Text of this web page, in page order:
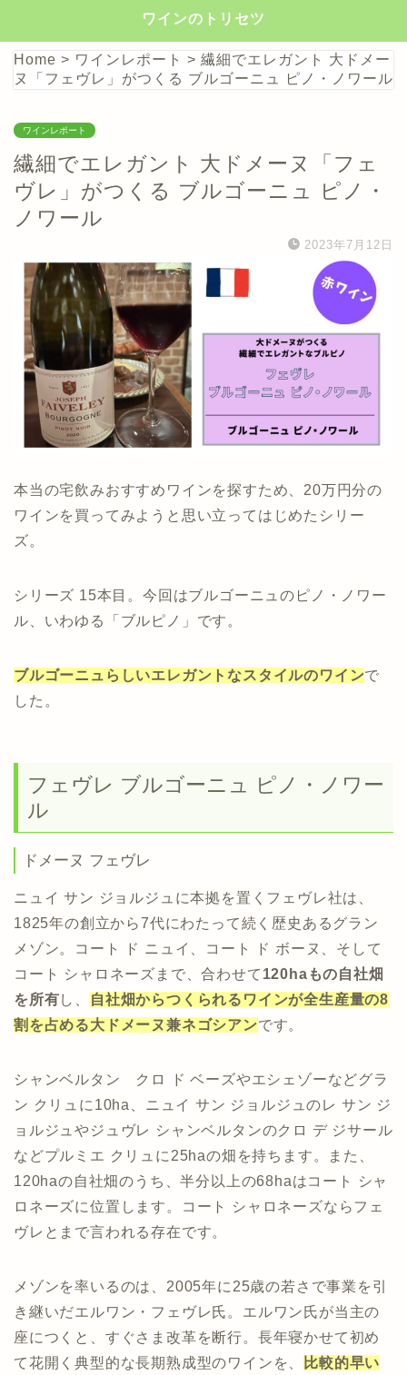
ワインのトリセツ
Home > ワインレポート > 繊細でエレガント 大ドメー
ヌ「フェヴレ」がつくる ブルゴーニュ ピノ・ノワール
ワインレポート
繊細でエレガント 大ドメーヌ「フェ
ヴレ」がつくる ブルゴーニュ ピノ・
ノワール
2023年7月12日
本当の宅飲みおすすめワインを探すため、20万円分の
ワインを買ってみようと思い立ってはじめたシリー
ズ。
シリーズ 15本目。今回はブルゴーニュのピノ・ノワー
ル、いわゆる「ブルピノ」です。
ブルゴーニュらしいエレガントなスタイルのワインで
した。
フェヴレ ブルゴーニュ ピノ・ノワー
ル
ドメーヌ フェヴレ
ニュイ サン ジョルジュに本拠を置くフェヴレ社は、
1825年の創立から7代にわたって続く歴史あるグラン
メゾン。コート ド ニュイ、コート ド ボーヌ、そして
コート シャロネーズまで、合わせて 120haもの自社畑
を所有し、 自社畑からつくられるワインが全生産量の8
割を占める大ドメーヌ兼ネゴシアンです。
シャンベルタン クロ ド ベーズやエシェゾーなどグラ
ン クリュに10ha、ニュイ サン ジョルジュのレ サン ジ
ョルジュやジュヴレ シャンベルタンのクロ デ ジサール
などプルミエ クリュに25haの畑を持ちます。また、
120haの自社畑のうち、半分以上の68haはコート シャ
ロネーズに位置します。コート シャロネーズならフェ
ヴレとまで言われる存在です。
メゾンを率いるのは、2005年に25歳の若さで事業を引
き継いだエルワン・フェヴレ氏。エルワン氏が当主の
座につくと、すぐさま改革を断行。長年寝かせて初め
て花開く典型的な長期熟成型のワインを、
比較的早い